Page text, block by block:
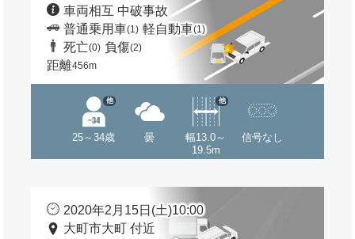
車両相互 中破事故
普通乗用車(1) 軽自動車(1)
死亡(0) 負傷(2)
距離456m
25～34歳
他
曇
幅13.0～
19.5m
他
信号なし
2020年2月15日(土)10:00
大町市大町 付近